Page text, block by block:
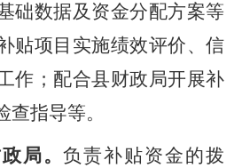
础数据及资金分配方案等
贴项目实施绩效评价、信
作；配合县财政局开展补
查指导等。
政局。负责补贴资金的拨